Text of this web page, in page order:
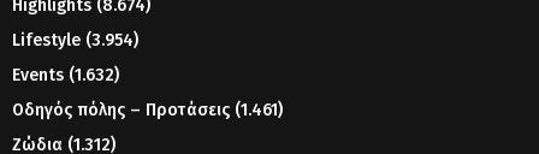
Highlights (8.674)
Lifestyle (3.954)
Events (1.632)
Οδηγός πόλης – Προτάσεις (1.461)
Ζώδια (1.312)